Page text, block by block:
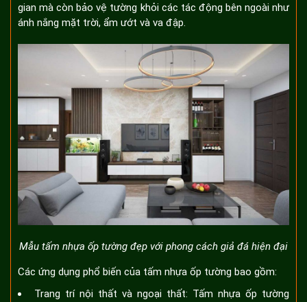
gian mà còn bảo vệ tường khỏi các tác động bên ngoài như
ánh nắng mặt trời, ẩm ướt và va đập.
Mẫu tấm nhựa ốp tường đẹp với phong cách giả đá hiện đại
Các ứng dụng phổ biến của tấm nhựa ốp tường bao gồm:
Trang trí nội thất và ngoại thất: Tấm nhựa ốp tường